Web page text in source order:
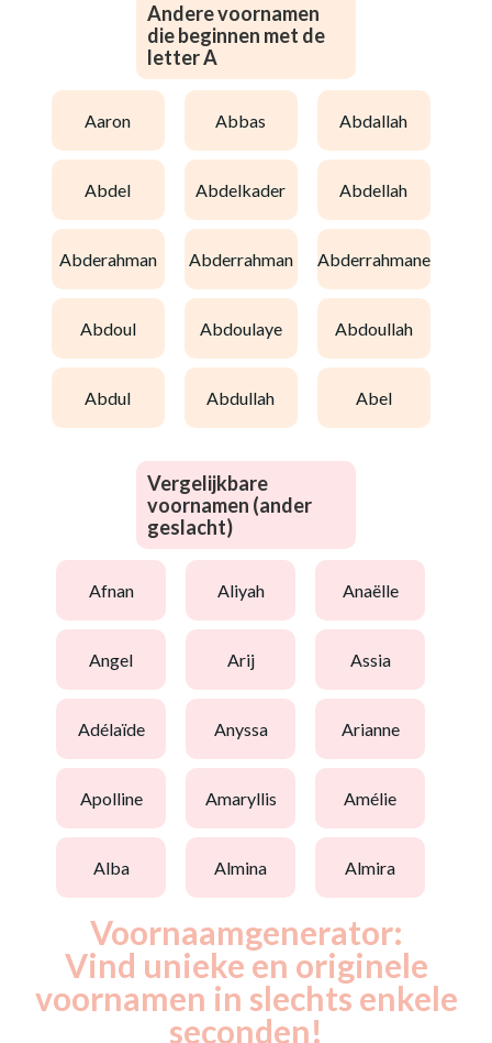
Andere voornamen
die beginnen met de
letter A
aaron abbas abdallah
abdel abdelkader abdellah
abderahman abderrahman abderrahmane
abdoul abdoulaye abdoullah
abdul abdullah abel
Vergelijkbare
voornamen (ander
geslacht)
afnan aliyah anaëlle
angel arij assia
adélaïde anyssa arianne
apolline amaryllis amélie
alba almina almira
Voornaamgenerator:
Vind unieke en originele
voornamen in slechts enkele
seconden!